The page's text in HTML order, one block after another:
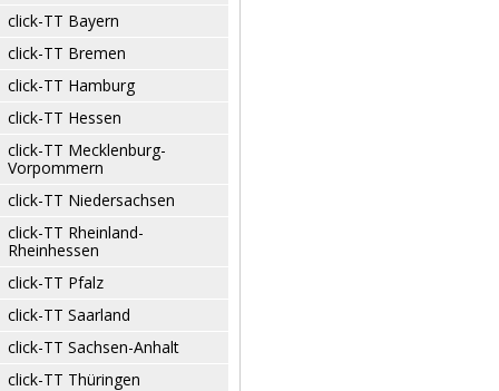
click-TT Bayern
click-TT Bremen
click-TT Hamburg
click-TT Hessen
click-TT Mecklenburg-
Vorpommern
click-TT Niedersachsen
click-TT Rheinland-
Rheinhessen
click-TT Pfalz
click-TT Saarland
click-TT Sachsen-Anhalt
click-TT Thüringen